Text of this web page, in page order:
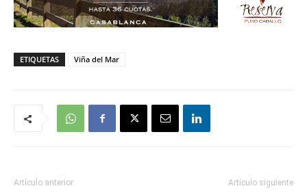
ETIQUETAS Viña del Mar
Artículo anterior Artículo siguiente